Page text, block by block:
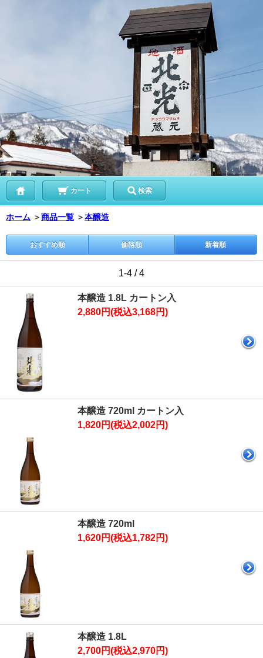
カート 検索
ホーム ＞商品一覧 ＞本醸造
おすすめ順 価格順 新着順
1-4 / 4
本醸造 1.8L カートン入
2,880円(税込3,168円)
本醸造 720ml カートン入
1,820円(税込2,002円)
本醸造 720ml
1,620円(税込1,782円)
本醸造 1.8L
2,700円(税込2,970円)